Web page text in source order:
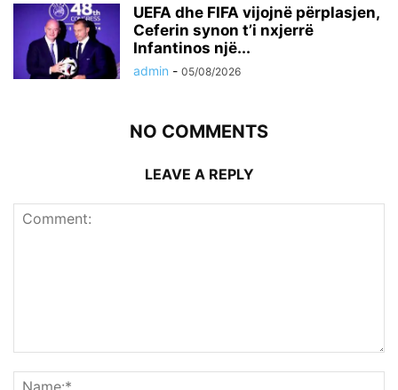
UEFA dhe FIFA vijojnë përplasjen,
Ceferin synon t’i nxjerrë
Infantinos një...
admin - 05/08/2026
NO COMMENTS
LEAVE A REPLY